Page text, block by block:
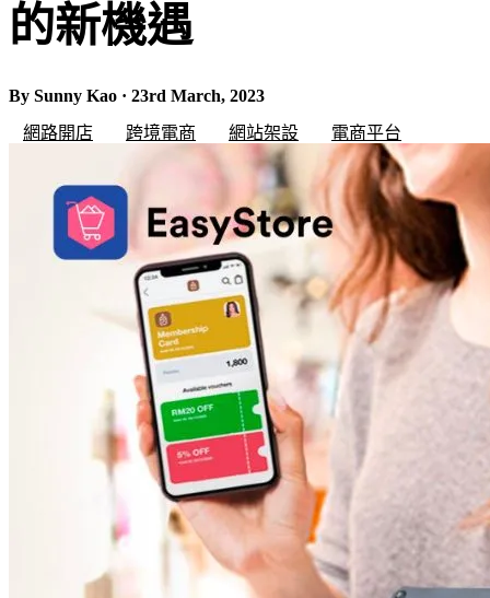
的新機遇
By Sunny Kao · 23rd March, 2023
網路開店
跨境電商 網站架設 電商平台